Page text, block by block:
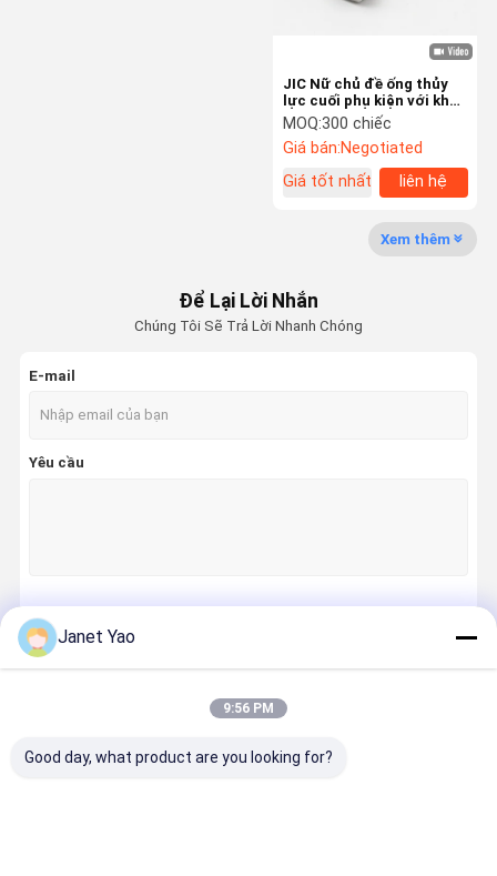
JIC Nữ chủ đề ống thủy
lực cuối phụ kiện với khả
năng chống mài mòn cao
MOQ:300 chiếc
Giá bán:Negotiated
Giá tốt nhất
liên hệ
Xem thêm
Để Lại Lời Nhắn
Chúng Tôi Sẽ Trả Lời Nhanh Chóng
E-mail
Yêu cầu
Janet Yao
9:56 PM
Good day, what product are you looking for?